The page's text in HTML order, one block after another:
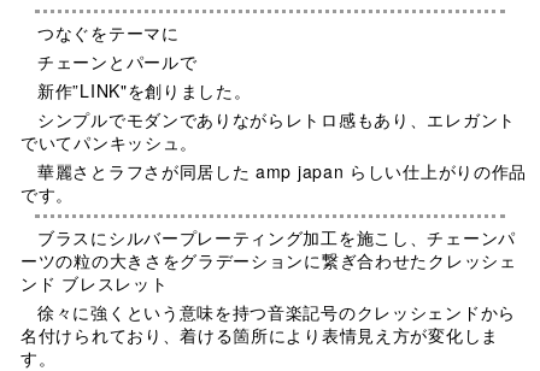
つなぐをテーマに
チェーンとパールで
新作”LINK"を創りました。
シンプルでモダンでありながらレトロ感もあり、エレガント
でいてパンキッシュ。
華麗さとラフさが同居した amp japan らしい仕上がりの作品
です。
ブラスにシルバープレーティング加工を施こし、チェーンパ
ーツの粒の大きさをグラデーションに繋ぎ合わせたクレッシェ
ンド ブレスレット
徐々に強くという意味を持つ音楽記号のクレッシェンドから
名付けられており、着ける箇所により表情見え方が変化しま
す。